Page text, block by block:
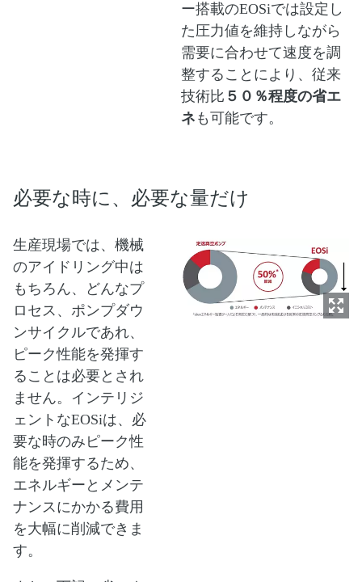
ー搭載のEOSiでは設定し
た圧力値を維持しながら
需要に合わせて速度を調
整することにより、従来
技術比 ５０％程度の省エ
ネ も可能です。
必要な時に、必要な量だけ
生産現場では、機械
のアイドリング中は
もちろん、どんなプ
ロセス、ポンプダウ
ンサイクルであれ、
ピーク性能を発揮す
ることは必要とされ
ません。インテリジ
ェントなEOSiは、必
要な時のみピーク性
能を発揮するため、
エネルギーとメンテ
ナンスにかかる費用
を大幅に削減できま
す。